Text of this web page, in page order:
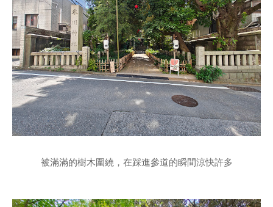
被滿滿的樹木圍繞，在踩進參道的瞬間涼快許多